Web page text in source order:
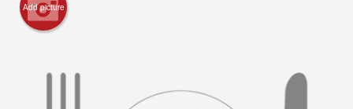
Add picture